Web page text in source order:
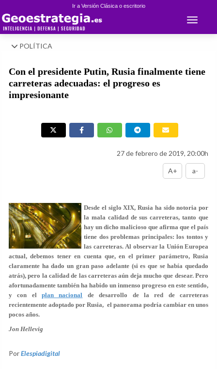
Ir a Versión Clásica o escritorio
Toggle
POLÍTICA
Con el presidente Putin, Rusia finalmente tiene
carreteras adecuadas: el progreso es
impresionante
27 de febrero de 2019, 20:00h
A+ a-
Desde el siglo XIX, Rusia ha sido notoria por
la mala calidad de sus carreteras, tanto que
hay un dicho malicioso que afirma que el país
tiene dos problemas principales: los tontos y
las carreteras. Al observar la Unión Europea
actual, debemos tener en cuenta que, en el primer parámetro, Rusia
claramente ha dado un gran paso adelante (si es que se había quedado
atrás), pero la calidad de las carreteras aún deja mucho que desear. Pero
afortunadamente también ha habido un inmenso progreso en este sentido,
y con elplan nacional de desarrollo de la red de carreteras
recientemente adoptado por Rusia, el panorama podría cambiar en unos
pocos años.
Jon Hellevig
PorElespiadigital